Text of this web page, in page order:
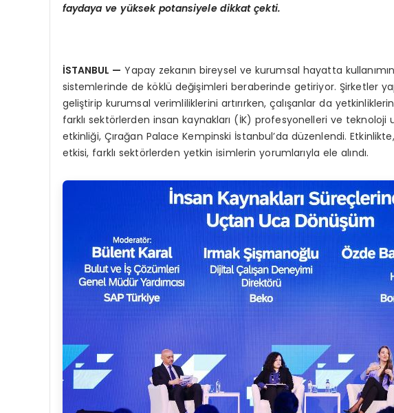
faydaya ve yüksek potansiyele dikkat çekti.
İSTANBUL — Yapay zekanın bireysel ve kurumsal hayatta
sistemlerinde de köklü değişimleri beraberinde getiriyor. Şirketler
geliştirip kurumsal verimliliklerini artırırken, çalışanlar da
farklı sektörlerden insan kaynakları (İK) profesyonelleri ve teknoloji
etkinliği, Çırağan Palace Kempinski İstanbul’da düzenlendi.
etkisi, farklı sektörlerden yetkin isimlerin yorumlarıyla ele alındı.